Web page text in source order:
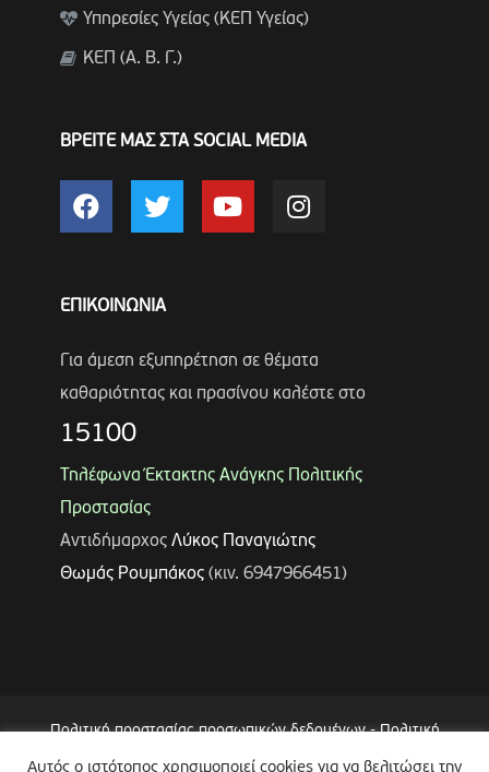
Υπηρεσίες Υγείας (ΚΕΠ Υγείας)
ΚΕΠ (Α. Β. Γ.)
ΒΡΕΙΤΕ ΜΑΣ ΣΤΑ SOCIAL MEDIA
ΕΠΙΚΟΙΝΩΝΙΑ
Για άμεση εξυπηρέτηση σε θέματα
καθαριότητας και πρασίνου καλέστε στο
15100
Τηλέφωνα Έκτακτης Ανάγκης Πολιτικής
Προστασίας
Αντιδήμαρχος Λύκος Παναγιώτης
Θωμάς Ρουμπάκος(κιν. 6947966451)
Πολιτική προστασίας προσωπικών δεδομένων-Πολιτική
Επεξεργασίας Δεδομένων μέσω Συστήματος Βιντεοεπιτήρησης
Αυτός ο ιστότοπος χρησιμοποιεί cookies για να βελιτώσει την